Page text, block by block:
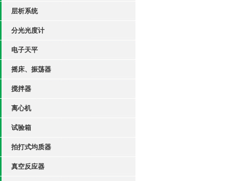
层析系统
分光光度计
电子天平
摇床、振荡器
搅拌器
离心机
试验箱
拍打式均质器
真空反应器